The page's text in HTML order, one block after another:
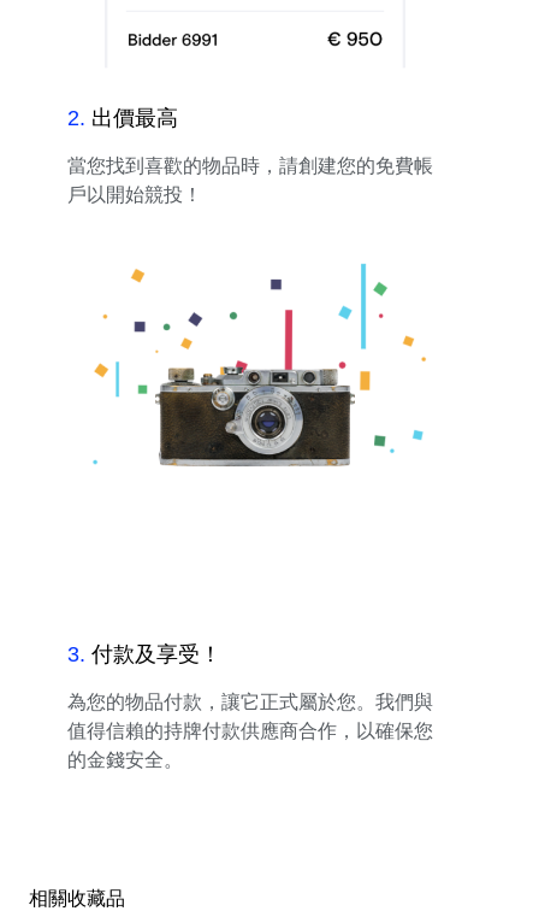
2. 出價最高
當您找到喜歡的物品時，請創建您的免費帳
戶以開始競投！
3. 付款及享受！
為您的物品付款，讓它正式屬於您。我們與
值得信賴的持牌付款供應商合作，以確保您
的金錢安全。
相關收藏品